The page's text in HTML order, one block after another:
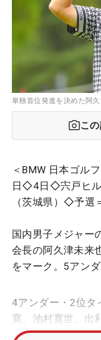
単独首位発進を決めた阿
こ
＜BMW 日本ゴル
日◇4日◇宍戸ヒル
（茨城県）◇予選
国内男子メジャー
会長の阿久津未来
をマーク。5アン
4アンダー・2位タ
寛、池村寛世、出
が続いた。